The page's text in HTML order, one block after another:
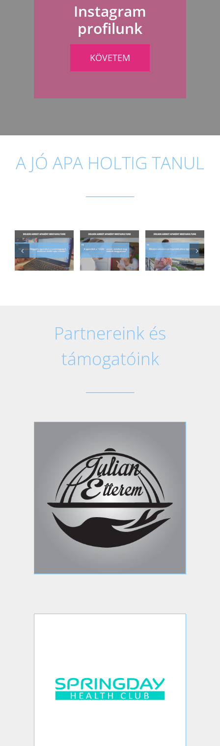
Instagram
profilunk
KÖVETEM
A JÓ APA HOLTIG TANUL
Partnereink és
támogatóink